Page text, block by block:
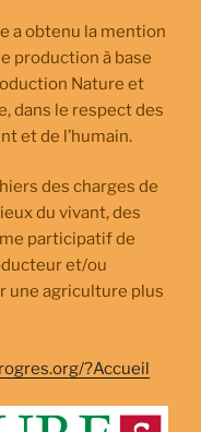
a obtenu la mention
production à base
Nature et
dans le respect des
et de l’humain.
des charges de
du vivant, des
participatif de
et/ou
une agriculture plus
?Accueil